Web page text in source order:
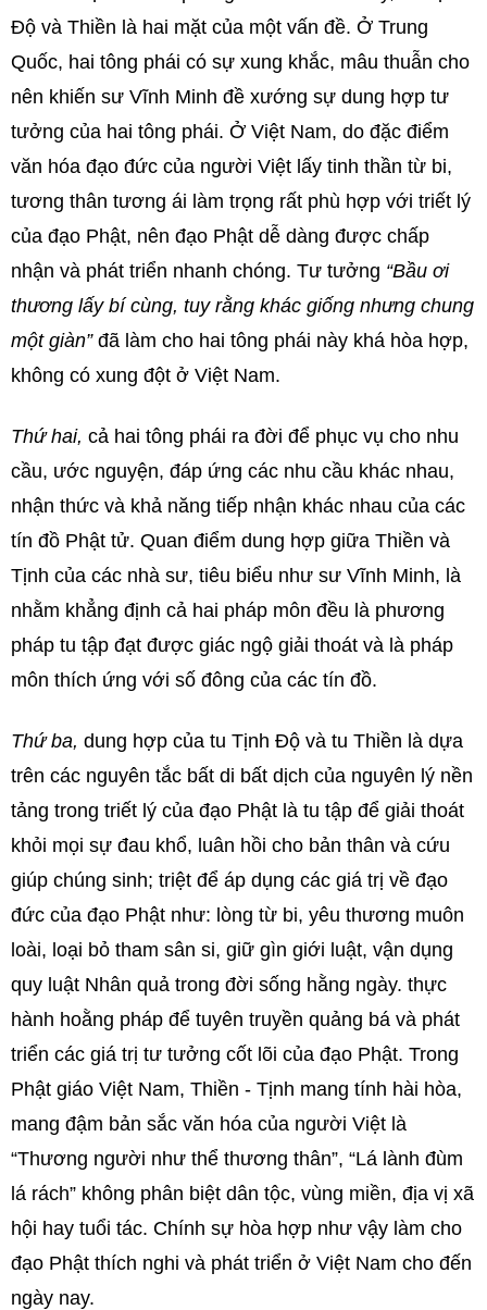
Độ và Thiền là hai mặt của một vấn đề. Ở Trung
Quốc, hai tông phái có sự xung khắc, mâu thuẫn cho
nên khiến sư Vĩnh Minh đề xướng sự dung hợp tư
tưởng của hai tông phái. Ở Việt Nam, do đặc điểm
văn hóa đạo đức của người Việt lấy tinh thần từ bi,
tương thân tương ái làm trọng rất phù hợp với triết lý
của đạo Phật, nên đạo Phật dễ dàng được chấp
nhận và phát triển nhanh chóng. Tư tưởng “Bầu ơi
thương lấy bí cùng, tuy rằng khác giống nhưng chung
một giàn”đã làm cho hai tông phái này khá hòa hợp,
không có xung đột ở Việt Nam.
Thứ hai, cả hai tông phái ra đời để phục vụ cho nhu
cầu, ước nguyện, đáp ứng các nhu cầu khác nhau,
nhận thức và khả năng tiếp nhận khác nhau của các
tín đồ Phật tử. Quan điểm dung hợp giữa Thiền và
Tịnh của các nhà sư, tiêu biểu như sư Vĩnh Minh, là
nhằm khẳng định cả hai pháp môn đều là phương
pháp tu tập đạt được giác ngộ giải thoát và là pháp
môn thích ứng với số đông của các tín đồ.
Thứ ba, dung hợp của tu Tịnh Độ và tu Thiền là dựa
trên các nguyên tắc bất di bất dịch của nguyên lý nền
tảng trong triết lý của đạo Phật là tu tập để giải thoát
khỏi mọi sự đau khổ, luân hồi cho bản thân và cứu
giúp chúng sinh; triệt để áp dụng các giá trị về đạo
đức của đạo Phật như: lòng từ bi, yêu thương muôn
loài, loại bỏ tham sân si, giữ gìn giới luật, vận dụng
quy luật Nhân quả trong đời sống hằng ngày. thực
hành hoằng pháp để tuyên truyền quảng bá và phát
triển các giá trị tư tưởng cốt lõi của đạo Phật. Trong
Phật giáo Việt Nam, Thiền - Tịnh mang tính hài hòa,
mang đậm bản sắc văn hóa của người Việt là
“Thương người như thể thương thân”, “Lá lành đùm
lá rách” không phân biệt dân tộc, vùng miền, địa vị xã
hội hay tuổi tác. Chính sự hòa hợp như vậy làm cho
đạo Phật thích nghi và phát triển ở Việt Nam cho đến
ngày nay.